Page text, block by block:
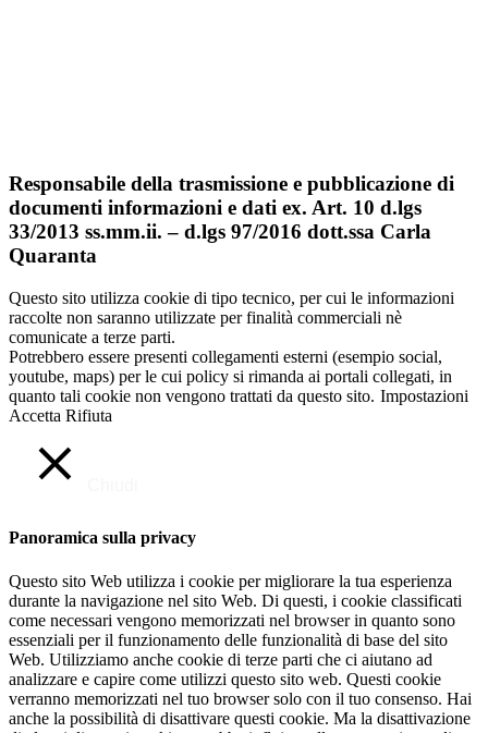
Responsabile della trasmissione e pubblicazione di
documenti informazioni e dati ex. Art. 10 d.lgs
33/2013 ss.mm.ii. – d.lgs 97/2016 dott.ssa Carla
Quaranta
Questo sito utilizza cookie di tipo tecnico, per cui le informazioni
raccolte non saranno utilizzate per finalità commerciali nè
comunicate a terze parti.
Potrebbero essere presenti collegamenti esterni (esempio social,
youtube, maps) per le cui policy si rimanda ai portali collegati, in
quanto tali cookie non vengono trattati da questo sito. Impostazioni
Accetta Rifiuta
Panoramica sulla privacy
Questo sito Web utilizza i cookie per migliorare la tua esperienza
durante la navigazione nel sito Web. Di questi, i cookie classificati
come necessari vengono memorizzati nel browser in quanto sono
essenziali per il funzionamento delle funzionalità di base del sito
Web. Utilizziamo anche cookie di terze parti che ci aiutano ad
analizzare e capire come utilizzi questo sito web. Questi cookie
verranno memorizzati nel tuo browser solo con il tuo consenso. Hai
anche la possibilità di disattivare questi cookie. Ma la disattivazione